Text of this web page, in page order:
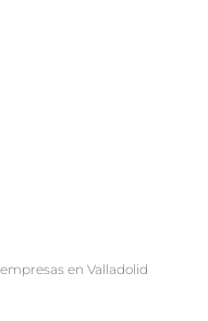
en Valladolid